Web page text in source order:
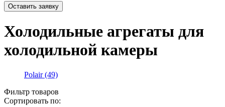
Холодильные агрегаты для
холодильной камеры
Polair(49)
Фильтр товаров
Сортировать по: